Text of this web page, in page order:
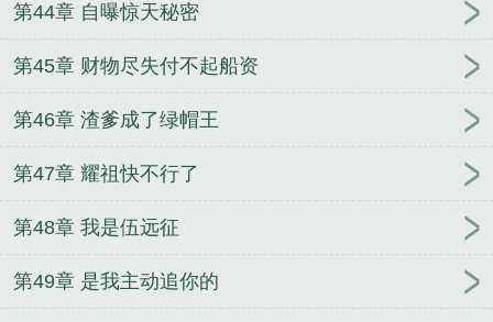
第44章 自曝惊天秘密
第45章 财物尽失付不起船资
第46章 渣爹成了绿帽王
第47章 耀祖快不行了
第48章 我是伍远征
第49章 是我主动追你的